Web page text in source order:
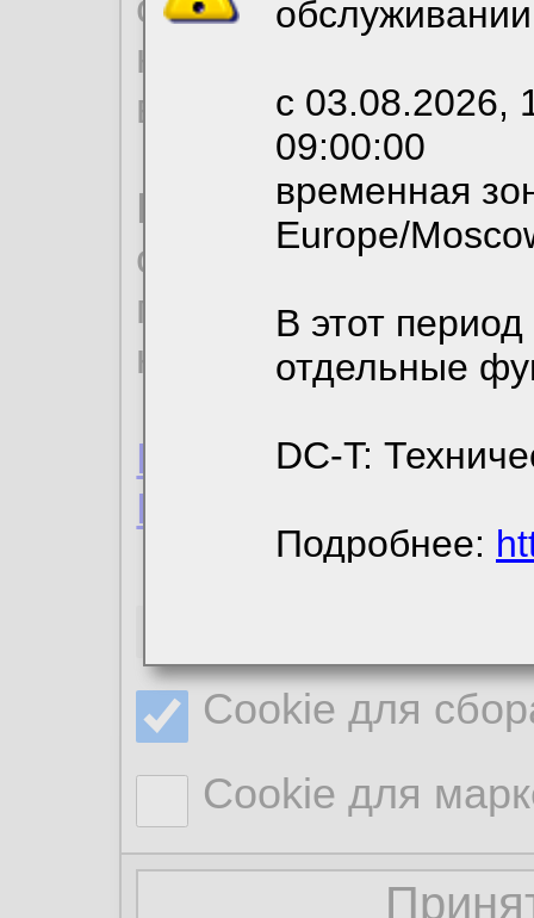
с 03.08.2026,
09:00:00
временная
Europe/
В этот
отдельные
DC-T:
Подробнее:
необходимых для
вы можете
По
ознакомиться с
пользовательским
Пользовательское
Политика
Cookie для
Cookie для